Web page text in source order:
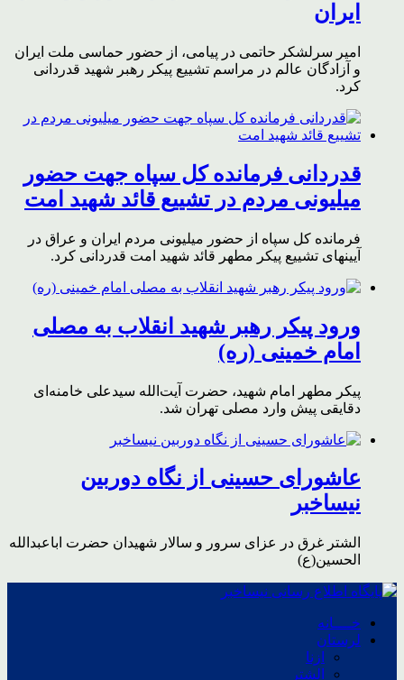
ایران
امیر سرلشکر حاتمی در پیامی، از حضور حماسی ملت ایران
و آزادگان عالم در مراسم تشییع پیکر رهبر شهید قدردانی
کرد.
قدردانی فرمانده کل سپاه جهت حضور
میلیونی مردم در تشییع قائد شهید امت
فرمانده کل سپاه از حضور میلیونی مردم ایران و عراق در
آیینهای تشییع پیکر مطهر قائد شهید امت قدردانی کرد.
ورود پیکر رهبر شهید انقلاب به مصلی
امام خمینی (ره)
پیکر مطهر امام شهید،‌ حضرت آیت‌الله سیدعلی خامنه‌ای
دقایقی پیش وارد مصلی تهران شد.
عاشورای حسینی از نگاه دوربین
نیساخبر
الشتر غرق در عزای سرور و سالار شهیدان حضرت اباعبدالله
الحسین(ع)
خــــانه
لرستان
ازنا
الشتر